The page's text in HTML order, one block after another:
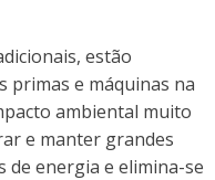
estão
primas e máquinas na
ambiental muito
e manter grandes
de energia e elimina-se